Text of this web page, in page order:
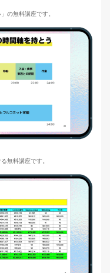
の無料講座です。
無料講座です。